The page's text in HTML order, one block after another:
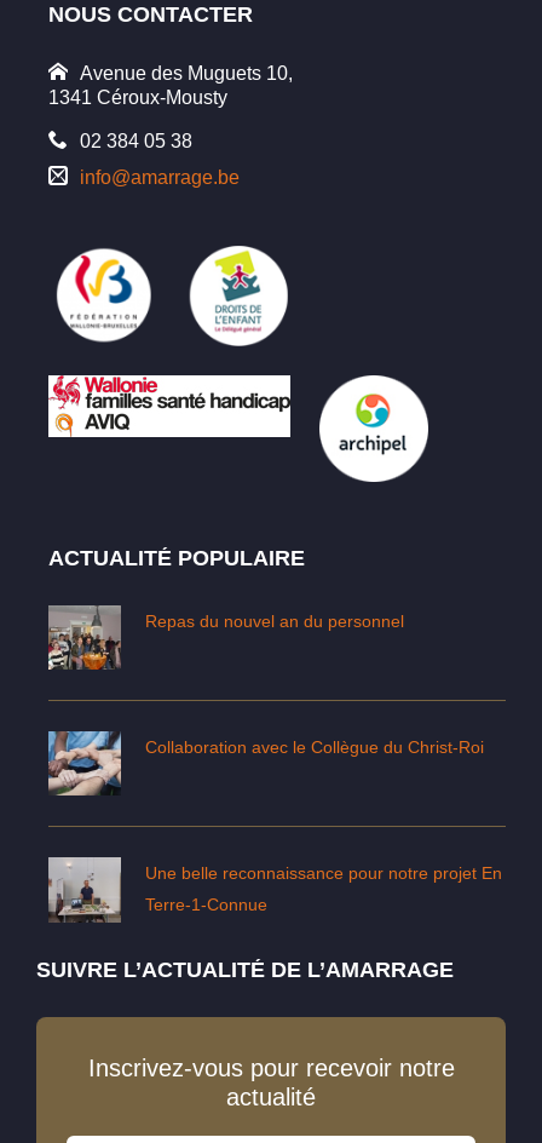
NOUS CONTACTER
Avenue des Muguets 10,
1341 Céroux-Mousty
02 384 05 38
info@amarrage.be
ACTUALITÉ POPULAIRE
Repas du nouvel an du personnel
Collaboration avec le Collègue du Christ-Roi
Une belle reconnaissance pour notre projet En
Terre-1-Connue
SUIVRE L’ACTUALITÉ DE L’AMARRAGE
Inscrivez-vous pour recevoir notre
actualité